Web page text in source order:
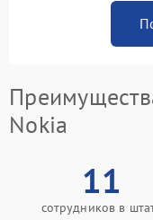
Nokia
11
сотрудников в